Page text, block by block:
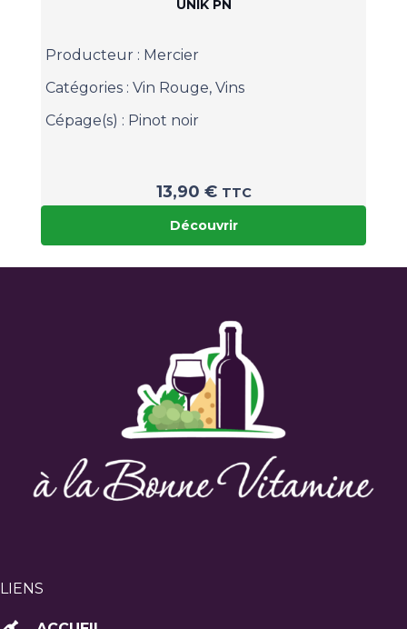
UNIK PN
Producteur : Mercier
Catégories : Vin Rouge, Vins
Cépage(s) : Pinot noir
13,90 € TTC
Découvrir
LIENS